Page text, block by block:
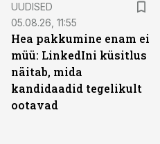
UUDISED
05.08.26, 11:55
Hea pakkumine enam ei
müü: LinkedIni küsitlus
näitab, mida
kandidaadid tegelikult
ootavad